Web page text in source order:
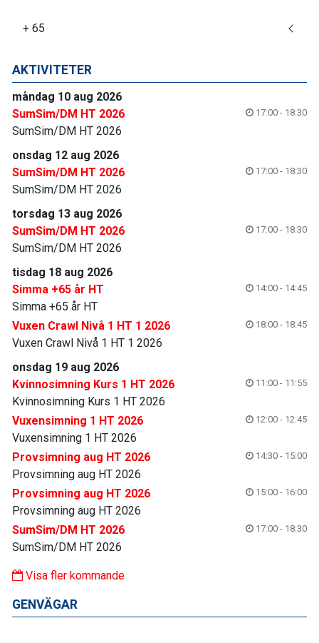
+ 65
AKTIVITETER
måndag 10 aug 2026
SumSim/DM HT 2026
17:00 - 18:30
SumSim/DM HT 2026
onsdag 12 aug 2026
SumSim/DM HT 2026
17:00 - 18:30
SumSim/DM HT 2026
torsdag 13 aug 2026
SumSim/DM HT 2026
17:00 - 18:30
SumSim/DM HT 2026
tisdag 18 aug 2026
Simma +65 år HT
14:00 - 14:45
Simma +65 år HT
Vuxen Crawl Nivå 1 HT 1 2026
18:00 - 18:45
Vuxen Crawl Nivå 1 HT 1 2026
onsdag 19 aug 2026
Kvinnosimning Kurs 1 HT 2026
11:00 - 11:55
Kvinnosimning Kurs 1 HT 2026
Vuxensimning 1 HT 2026
12:00 - 12:45
Vuxensimning 1 HT 2026
Provsimning aug HT 2026
14:30 - 15:00
Provsimning aug HT 2026
Provsimning aug HT 2026
15:00 - 16:00
Provsimning aug HT 2026
SumSim/DM HT 2026
17:00 - 18:30
SumSim/DM HT 2026
Visa fler kommande
GENVÄGAR